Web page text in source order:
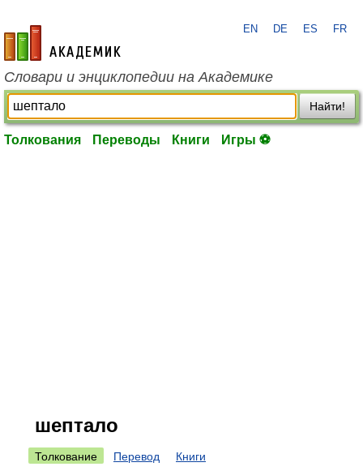
academic.ru
EN DE ES FR
Словари и энциклопедии на Академике
Найти!
Толкования Переводы Книги Игры ⚽
шептало
Толкование Перевод Книги